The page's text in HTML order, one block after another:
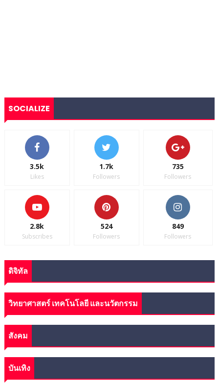
SOCIALIZE
3.5k
Likes
1.7k
Followers
735
Followers
2.8k
Subscribes
524
Followers
849
Followers
ดิจิทัล
วิทยาศาสตร์ เทคโนโลยี และนวัตกรรม
สังคม
บันเทิง